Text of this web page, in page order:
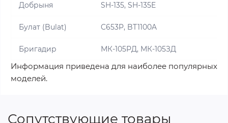
Добрыня SH-135, SH-135E
Булат (Bulat) C653P, BT1100A
Бригадир МК-105РД, МК-105ЗД
Информация приведена для наиболее популярных
моделей.
Сопутствующие товары